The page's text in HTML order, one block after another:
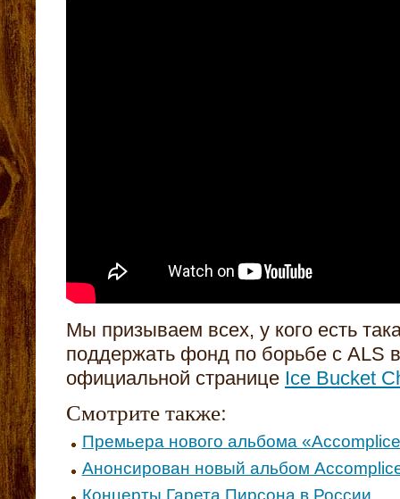
Мы призываем всех, у кого есть
поддержать фонд по борьбе с ALS
официальной странице Ice Bucket
Смотрите также:
Премьера нового альбома
Анонсирован новый альбом
Концерты Гарета Пирсона в России